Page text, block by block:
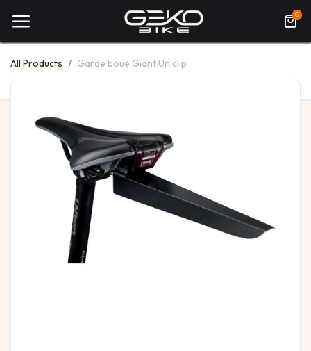
0
All Products Garde boue Giant Uniclip